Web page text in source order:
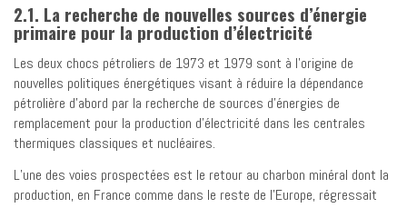
2.1. La recherche de nouvelles sources d’énergie
primaire pour la production d’électricité
Les deux chocs pétroliers de 1973 et 1979 sont à l’origine de
nouvelles politiques énergétiques visant à réduire la dépendance
pétrolière d’abord par la recherche de sources d’énergies de
remplacement pour la production d’électricité dans les centrales
thermiques classiques et nucléaires.
L’une des voies prospectées est le retour au charbon minéral dont la
production, en France comme dans le reste de l’Europe, régressait